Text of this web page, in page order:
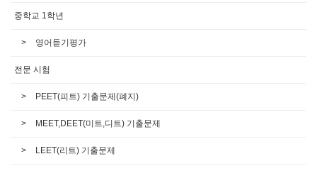
중학교 1학년
영어듣기평가
전문 시험
PEET(피트) 기출문제(폐지)
MEET,DEET(미트,디트) 기출문제
LEET(리트) 기출문제